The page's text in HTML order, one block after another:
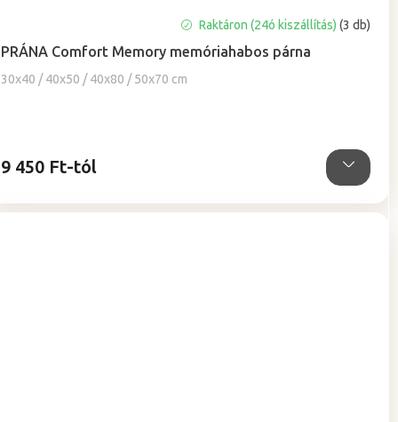
PRÁNA Comfort Memory memóriahabos párna
30x40 / 40x50 / 40x80 / 50x70 cm
termék
átlagos
értékelése
Raktáron (24ó kiszállítás)(3 db)
9 450 Ft-tól